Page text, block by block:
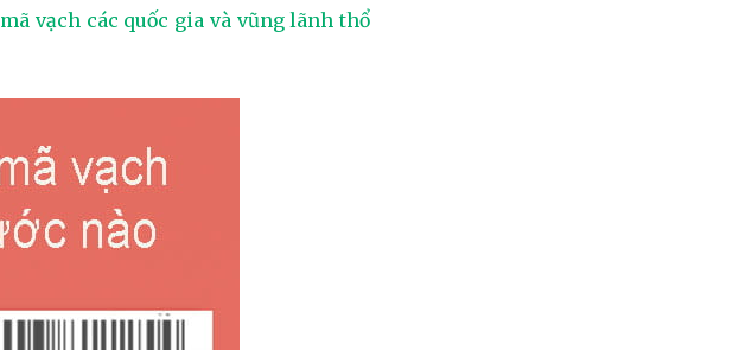
mã vạch các quốc gia và vũng lãnh thổ